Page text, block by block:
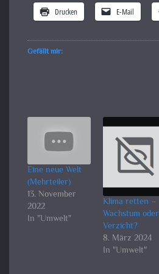
Drucken E-Mail
Gefällt mir:
Eine neue Welt
(Mehrteiler)
13. November
2022
In "Umwelt"
Klima retten –
Wachstum oder
Verzicht?
8. März 2024
In "Umwelt"